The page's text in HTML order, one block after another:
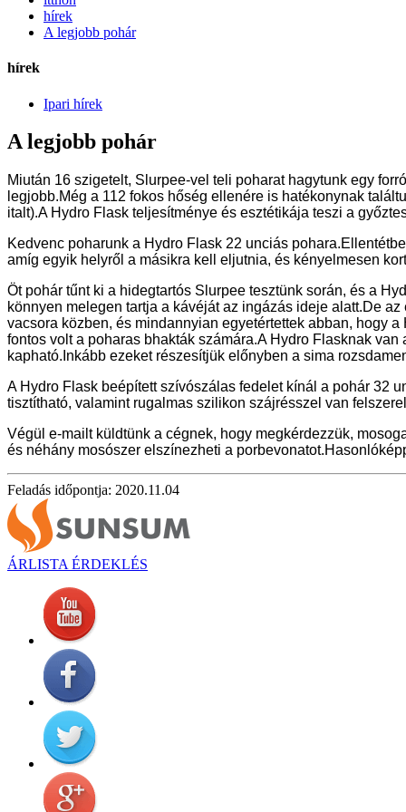
hírek
A legjobb pohár
hírek
Ipari hírek
A legjobb pohár
Miután 16 szigetelt, Slurpee-vel teli poharat hagytunk egy
legjobb.Még a 112 fokos hőség ellenére is hatékonynak
italt).A Hydro Flask teljesítménye és esztétikája teszi a
Kedvenc poharunk a Hydro Flask 22 unciás
amíg egyik helyről a másikra kell eljutnia, és kényelmesen
Öt pohár tűnt ki a hidegtartós Slurpee tesztünk során, és a
könnyen melegen tartja a kávéját az ingázás ideje alatt.De
vacsora közben, és mindannyian egyetértettek abban, hogy
fontos volt a poharas bhakták számára.A Hydro Flasknak
kapható.Inkább ezeket részesítjük előnyben a sima
A Hydro Flask beépített szívószálas fedelet kínál a pohár 32
tisztítható, valamint rugalmas szilikon szájrésszel van
Végül e-mailt küldtünk a cégnek, hogy megkérdezzük,
és néhány mosószer elszínezheti a
Feladás időpontja: 2020.11.04
ÁRLISTA ÉRDEKLÉS